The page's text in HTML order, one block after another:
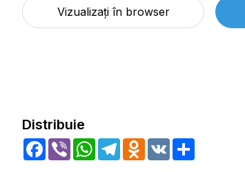
Vizualizați în browser
Distribuie
Facebook
Viber WhatsApp
TelegramOdnoklassniki
VK